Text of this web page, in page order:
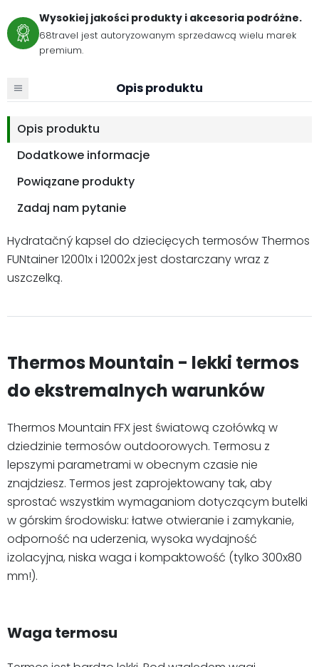
Wysokiej jakości produkty i akcesoria podróżne.
68travel jest autoryzowanym sprzedawcą wielu marek
premium.
Opis produktu
Opis produktu
Dodatkowe informacje
Powiązane produkty
Zadaj nam pytanie
Hydratačný kapsel do dziecięcych termosów Thermos
FUNtainer 12001x i 12002x jest dostarczany wraz z
uszczelką.
Thermos Mountain - lekki termos
do ekstremalnych warunków
Thermos Mountain FFX jest światową czołówką w
dziedzinie termosów outdoorowych. Termosu z
lepszymi parametrami w obecnym czasie nie
znajdziesz. Termos jest zaprojektowany tak, aby
sprostać wszystkim wymaganiom dotyczącym butelki
w górskim środowisku: łatwe otwieranie i zamykanie,
odporność na uderzenia, wysoka wydajność
izolacyjna, niska waga i kompaktowość (tylko 300x80
mm!).
Waga termosu